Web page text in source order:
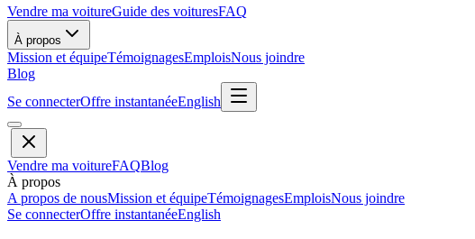
Vendre ma voitureGuide des voituresFAQ
À propos
Mission et équipeTémoignagesEmploisNous joindre
Blog
Se connecterOffre instantanéeEnglish
Vendre ma voitureFAQBlog
À propos
A propos de nousMission et équipeTémoignagesEmploisNous joindre
Se connecterOffre instantanéeEnglish